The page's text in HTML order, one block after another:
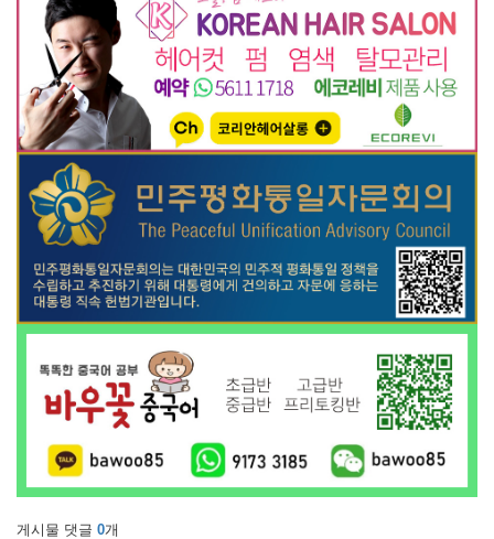
게시물 댓글 0개